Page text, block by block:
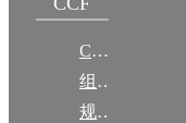
CCF简介
组织机构
规章